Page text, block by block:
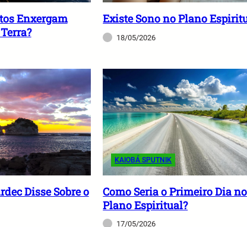
Enxergam
Existe Sono no Plano
18/05/2026
Disse Sobre o
KAIOBÁ SPUTNIK
Como Seria o Primeiro Dia no
Plano Espiritual?
17/05/2026